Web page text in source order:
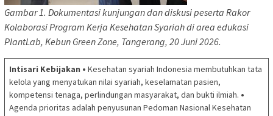
Gambar 1. Dokumentasi kunjungan dan diskusi peserta Rakor
Kolaborasi Program Kerja Kesehatan Syariah di area edukasi
PlantLab, Kebun Green Zone, Tangerang, 20 Juni 2026.
Intisari Kebijakan • Kesehatan syariah Indonesia membutuhkan tata
kelola yang menyatukan nilai syariah, keselamatan pasien,
kompetensi tenaga, perlindungan masyarakat, dan bukti ilmiah. •
Agenda prioritas adalah penyusunan Pedoman Nasional Kesehatan